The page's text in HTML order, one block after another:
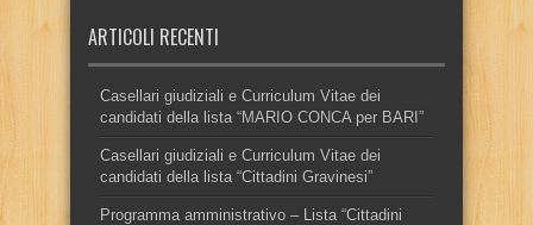
ARTICOLI RECENTI
Casellari giudiziali e Curriculum Vitae dei
candidati della lista “MARIO CONCA per BARI”
Casellari giudiziali e Curriculum Vitae dei
candidati della lista “Cittadini Gravinesi”
Programma amministrativo – Lista “Cittadini